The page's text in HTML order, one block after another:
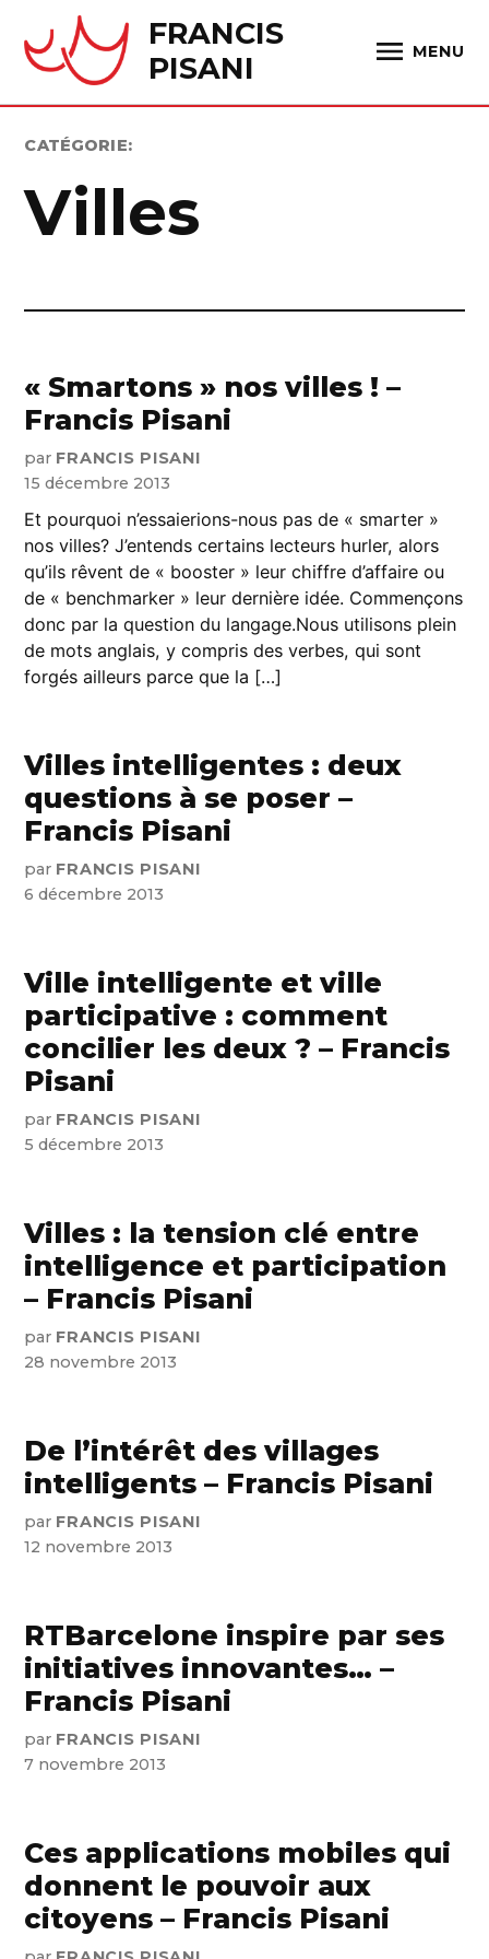
content
FRANCIS
PISANI
MENU
CATÉGORIE:
Villes
« Smartons » nos villes ! –
Francis Pisani
par FRANCIS PISANI
15 décembre 2013
Et pourquoi n’essaierions-nous pas de « smarter »
nos villes? J’entends certains lecteurs hurler, alors
qu’ils rêvent de « booster » leur chiffre d’affaire ou
de « benchmarker » leur dernière idée. Commençons
donc par la question du langage.Nous utilisons plein
de mots anglais, y compris des verbes, qui sont
forgés ailleurs parce que la […]
Villes intelligentes : deux
questions à se poser –
Francis Pisani
par FRANCIS PISANI
6 décembre 2013
Ville intelligente et ville
participative : comment
concilier les deux ? – Francis
Pisani
par FRANCIS PISANI
5 décembre 2013
Villes : la tension clé entre
intelligence et participation
– Francis Pisani
par FRANCIS PISANI
28 novembre 2013
De l’intérêt des villages
intelligents – Francis Pisani
par FRANCIS PISANI
12 novembre 2013
RTBarcelone inspire par ses
initiatives innovantes… –
Francis Pisani
par FRANCIS PISANI
7 novembre 2013
Ces applications mobiles qui
donnent le pouvoir aux
citoyens – Francis Pisani